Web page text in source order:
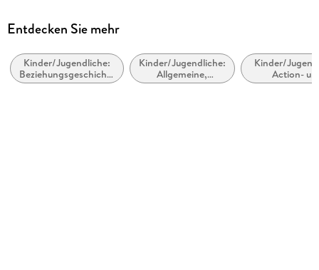
Reihe
Autor/Autorin
Nele Neuhaus
Entdecken Sie mehr
Kinder/Jugendliche:
Beziehungsgeschichten
- Romantik, Liebe
Kinder/Jugendliche:
Allgemeine,
moderne und
Kinder/
Action-